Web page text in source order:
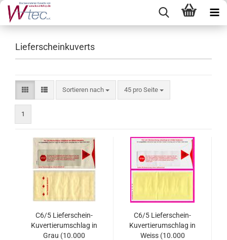
Lieferscheinkuverts
Sortieren nach
Sortieren nach 45 pro Seite
pro Seite
1
C6/5 Lieferschein-
Kuvertierumschlag in
Grau (10.000
C6/5 Lieferschein-
Kuvertierumschlag in
Weiss (10.000